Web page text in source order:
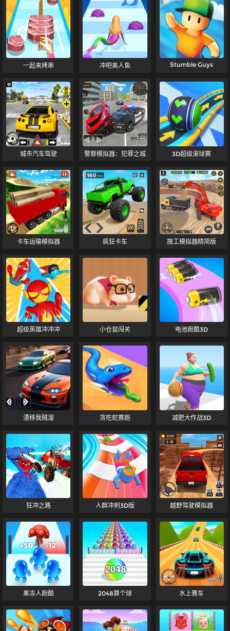
一起来烤串 冲吧美人鱼 Stumble Guys
城市汽车驾驶 警察模拟器：犯罪之城 3D超级滚球赛
卡车运输模拟器 疯狂卡车 施工模拟器精简版
超级英雄冲冲冲 小仓鼠闯关 电池跑酷3D
漂移我贼溜 贪吃蛇赛跑 减肥大作战3D
狂冲之路 人群冲刺3D版 越野驾驶模拟器
果冻人跑酷 2048算个球 水上赛车